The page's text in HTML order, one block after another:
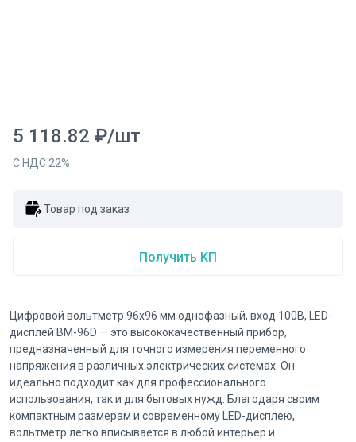
5 118.82 ₽/шт
С НДС 22%
Товар под заказ
Получить КП
Цифровой вольтметр 96x96 мм однофазный, вход 100В, LED-
дисплей ВМ-96D — это высококачественный прибор,
предназначенный для точного измерения переменного
напряжения в различных электрических системах. Он
идеально подходит как для профессионального
использования, так и для бытовых нужд. Благодаря своим
компактным размерам и современному LED-дисплею,
вольтметр легко вписывается в любой интерьер и